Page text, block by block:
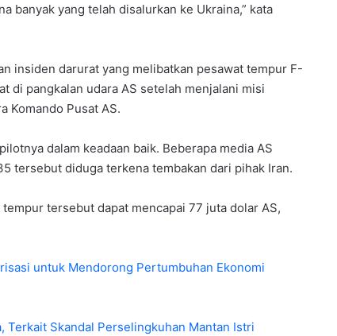
banyak yang telah disalurkan ke Ukraina,” kata
insiden darurat yang melibatkan pesawat tempur F-
di pangkalan udara AS setelah menjalani misi
Komando Pusat AS.
dalam keadaan baik. Beberapa media AS
tersebut diduga terkena tembakan dari pihak Iran.
tersebut dapat mencapai 77 juta dolar AS,
untuk Mendorong Pertumbuhan Ekonomi
Terkait Skandal Perselingkuhan Mantan Istri